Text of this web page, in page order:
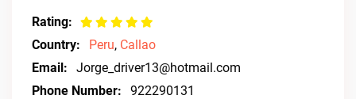
Rating:
Country:
Peru, Callao
Email:
Jorge_driver13@hotmail.com
Phone Number:
922290131